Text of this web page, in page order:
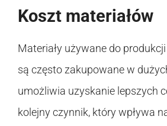
Koszt materiałów
Materiały używane do
są często zakupowane w
umożliwia uzyskanie lepszych
kolejny czynnik, który wpływa